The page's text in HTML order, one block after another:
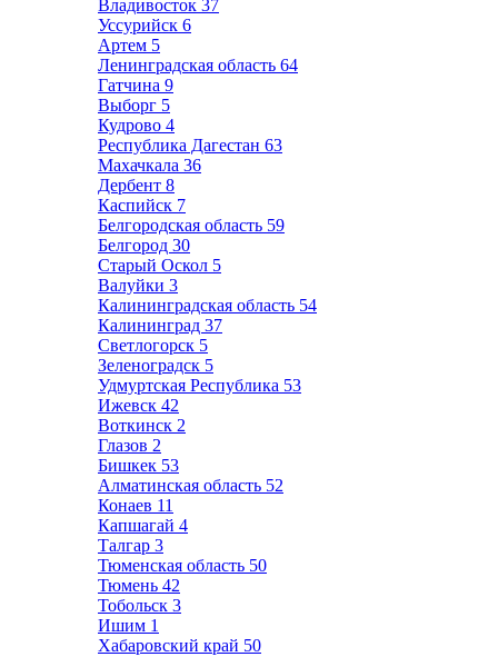
Владивосток 37
Уссурийск 6
Артем 5
Ленинградская область 64
Гатчина 9
Выборг 5
Кудрово 4
Республика Дагестан 63
Махачкала 36
Дербент 8
Каспийск 7
Белгородская область 59
Белгород 30
Старый Оскол 5
Валуйки 3
Калининградская область 54
Калининград 37
Светлогорск 5
Зеленоградск 5
Удмуртская Республика 53
Ижевск 42
Воткинск 2
Глазов 2
Бишкек 53
Алматинская область 52
Конаев 11
Капшагай 4
Талгар 3
Тюменская область 50
Тюмень 42
Тобольск 3
Ишим 1
Хабаровский край 50